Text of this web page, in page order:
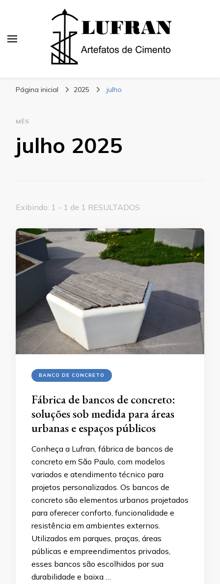
Página inicial 2025 julho
MÊS
julho 2025
Exibindo: 1 - 1 de 1 RESULTADOS
BANCO DE CONCRETO
Fábrica de bancos de concreto:
soluções sob medida para áreas
urbanas e espaços públicos
Conheça a Lufran, fábrica de bancos de
concreto em São Paulo, com modelos
variados e atendimento técnico para
projetos personalizados. Os bancos de
concreto são elementos urbanos projetados
para oferecer conforto, funcionalidade e
resistência em ambientes externos.
Utilizados em parques, praças, áreas
públicas e empreendimentos privados,
esses bancos são escolhidos por sua
durabilidade e baixa …